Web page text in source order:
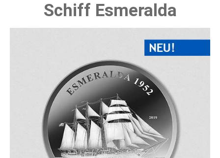
Schiff Esmeralda